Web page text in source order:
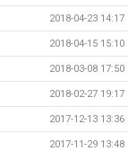
2018-04-23 14:17
2018-04-15 15:10
2018-03-08 17:50
2018-02-27 19:17
2017-12-13 13:36
2017-11-29 13:48